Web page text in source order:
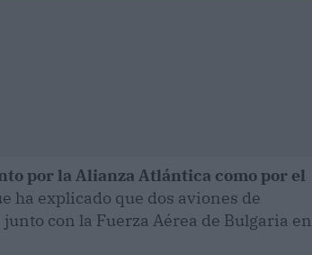
por la Alianza Atlántica como por el
ha explicado que dos aviones de
con la Fuerza Aérea de Bulgaria en